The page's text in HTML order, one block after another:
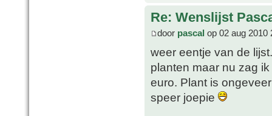
Re: Wenslijst
door pascal op 02 aug 2010
weer eentje van de
planten maar nu zag
euro. Plant is
speer joepie